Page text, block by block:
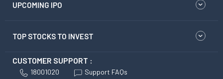
UPCOMING IPO
TOP STOCKS TO INVEST
CUSTOMER SUPPORT :
18001020 Support FAQs